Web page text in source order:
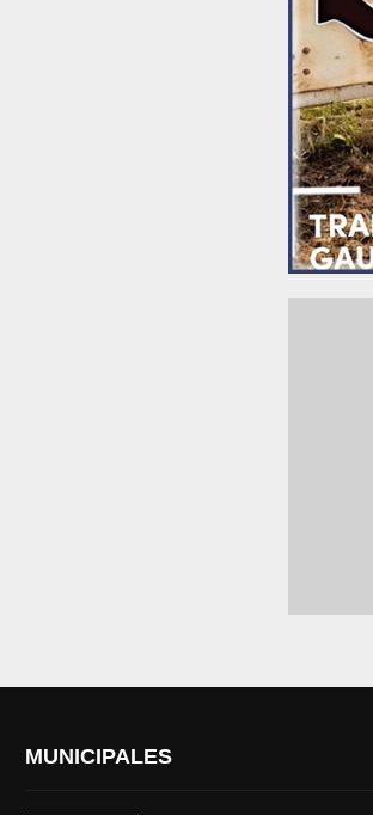
MUNICIPALES